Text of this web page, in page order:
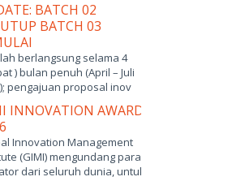
BATCH 02
BATCH 03
berlangsung selama 4
) bulan penuh (April – Juli
pengajuan proposal inov
INNOVATION AWARDS
Innovation Management
(GIMI) mengundang para
dari seluruh dunia, untuk